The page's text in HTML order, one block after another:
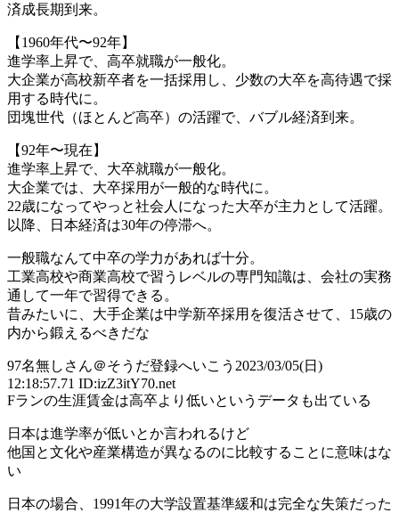
済成長期到来。
【1960年代〜92年】
進学率上昇で、高卒就職が一般化。
大企業が高校新卒者を一括採用し、少数の大卒を高待遇で採
用する時代に。
団塊世代（ほとんど高卒）の活躍で、バブル経済到来。
【92年〜現在】
進学率上昇で、大卒就職が一般化。
大企業では、大卒採用が一般的な時代に。
22歳になってやっと社会人になった大卒が主力として活躍。
以降、日本経済は30年の停滞へ。
一般職なんて中卒の学力があれば十分。
工業高校や商業高校で習うレベルの専門知識は、会社の実務
通して一年で習得できる。
昔みたいに、大手企業は中学新卒採用を復活させて、15歳の
内から鍛えるべきだな
97名無しさん＠そうだ登録へいこう 2023/03/05(日)
12:18:57.71 ID:izZ3itY70.net
Fランの生涯賃金は高卒より低いというデータも出ている
日本は進学率が低いとか言われるけど
他国と文化や産業構造が異なるのに比較することに意味はな
い
日本の場合、1991年の大学設置基準緩和は完全な失策だった